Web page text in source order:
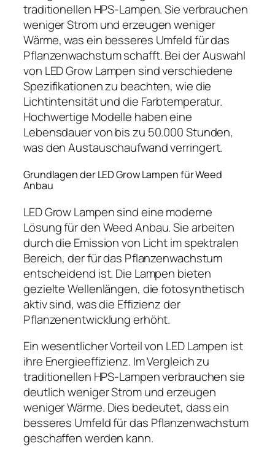
traditionellen HPS-Lampen. Sie verbrauchen
weniger Strom und erzeugen weniger
Wärme, was ein besseres Umfeld für das
Pflanzenwachstum schafft. Bei der Auswahl
von LED Grow Lampen sind verschiedene
Spezifikationen zu beachten, wie die
Lichtintensität und die Farbtemperatur.
Hochwertige Modelle haben eine
Lebensdauer von bis zu 50.000 Stunden,
was den Austauschaufwand verringert.
Grundlagen der LED Grow Lampen für Weed
Anbau
LED Grow Lampen sind eine moderne
Lösung für den Weed Anbau. Sie arbeiten
durch die Emission von Licht im spektralen
Bereich, der für das Pflanzenwachstum
entscheidend ist. Die Lampen bieten
gezielte Wellenlängen, die fotosynthetisch
aktiv sind, was die Effizienz der
Pflanzenentwicklung erhöht.
Ein wesentlicher Vorteil von LED Lampen ist
ihre Energieeffizienz. Im Vergleich zu
traditionellen HPS-Lampen verbrauchen sie
deutlich weniger Strom und erzeugen
weniger Wärme. Dies bedeutet, dass ein
besseres Umfeld für das Pflanzenwachstum
geschaffen werden kann.